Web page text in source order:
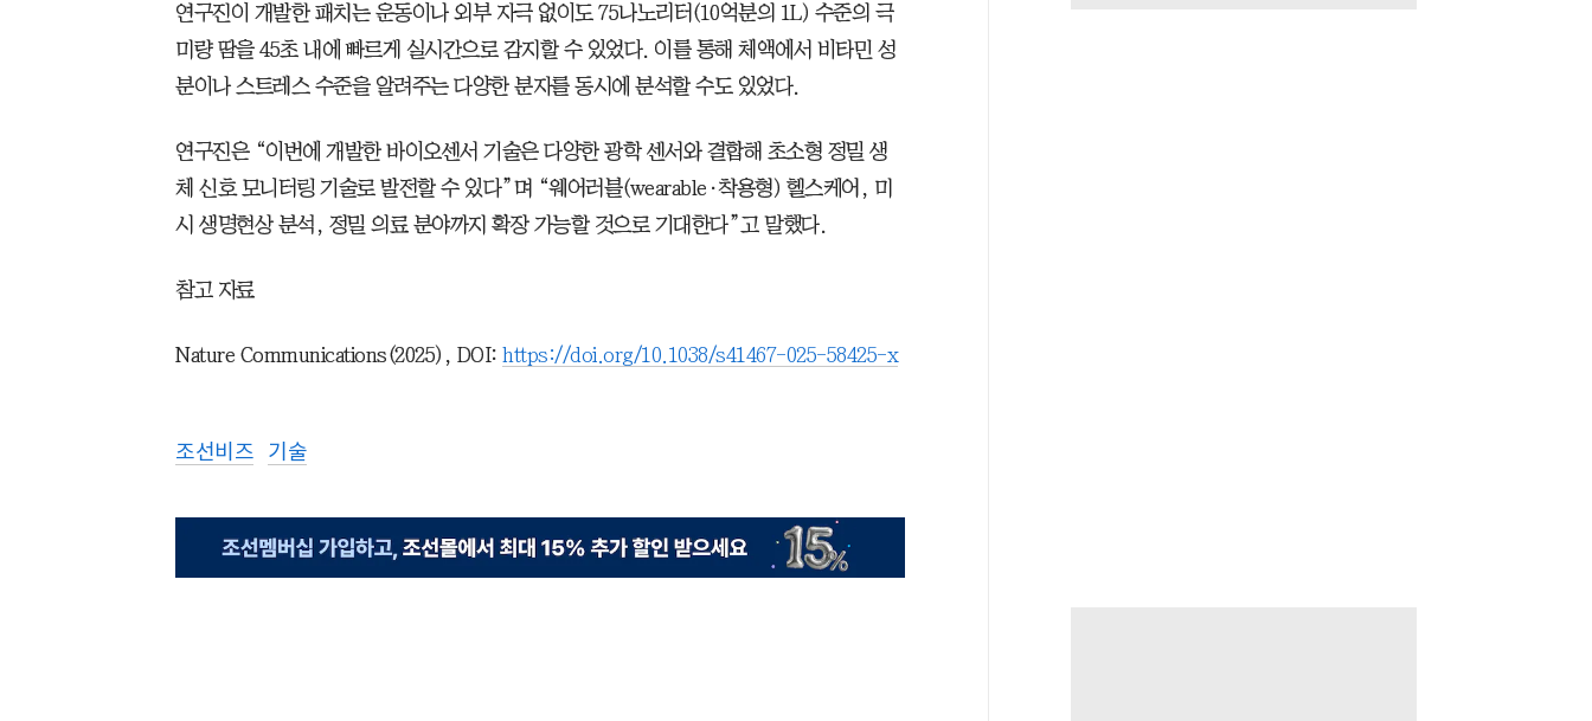
연구진이 개발한 패치는 운동이나 외부 자극 없이도 75나노리터(10억분의 1L) 수준의 극
미량 땀을 45초 내에 빠르게 실시간으로 감지할 수 있었다. 이를 통해 체액에서 비타민 성
분이나 스트레스 수준을 알려주는 다양한 분자를 동시에 분석할 수도 있었다.
연구진은 “이번에 개발한 바이오센서 기술은 다양한 광학 센서와 결합해 초소형 정밀 생
체 신호 모니터링 기술로 발전할 수 있다”며 “웨어러블(wearable·착용형) 헬스케어, 미
시 생명현상 분석, 정밀 의료 분야까지 확장 가능할 것으로 기대한다”고 말했다.
참고 자료
Nature Communications(2025), DOI: https://doi.org/10.1038/s41467-025-58425-x
조선비즈 기술